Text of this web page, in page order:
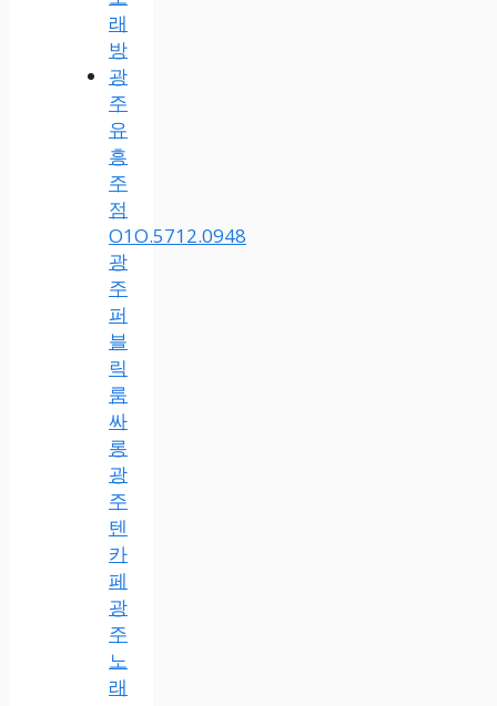
래
방
광
주
유
흥
주
점
O1O.5712.0948
광
주
퍼
블
릭
룸
싸
롱
광
주
텐
카
페
광
주
노
래